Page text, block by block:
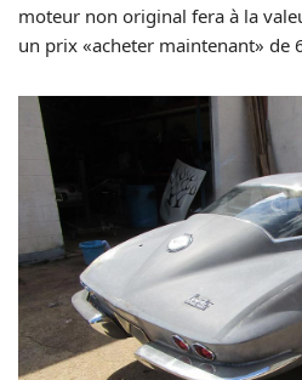
moteur non original fera à la
un prix «acheter maintenant» de